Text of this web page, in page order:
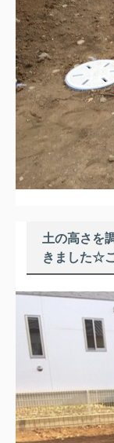
土の高さを
きました☆